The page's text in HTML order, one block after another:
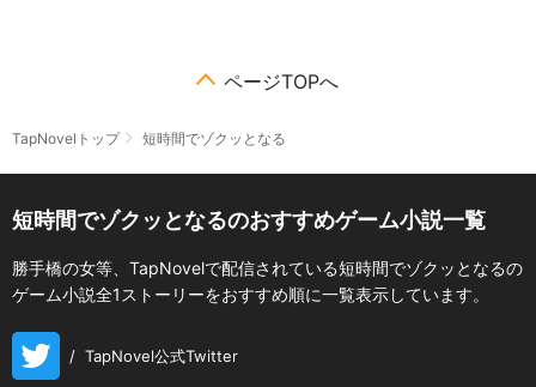
ページTOPへ
TapNovelトップ 短時間でゾクッとなる
短時間でゾクッとなるのおすすめゲーム小説一覧
勝手橋の女等、TapNovelで配信されている短時間でゾクッとなるの
ゲーム小説全1ストーリーをおすすめ順に一覧表示しています。
/ TapNovel公式Twitter